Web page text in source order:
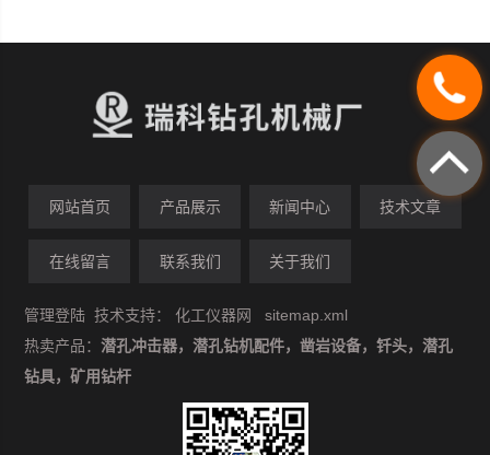
网站首页 产品展示 新闻中心 技术文章
在线留言 联系我们 关于我们
管理登陆 技术支持：化工仪器网
sitemap.xml
热卖产品：潜孔冲击器，潜孔钻机配件，凿岩设备，钎头，潜孔
钻具，矿用钻杆